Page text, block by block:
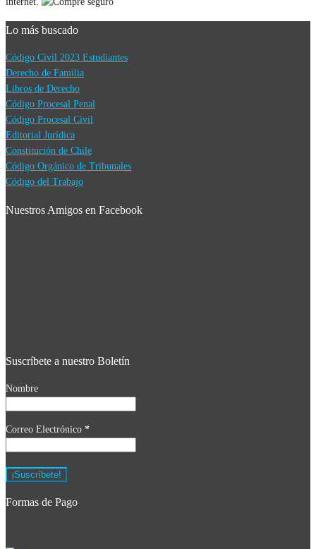
Lo más buscado
Código Civil 2023 Estudiantes
Derecho de Familia
Libros de Derecho
Código Procesal Penal
Código Procesal Civil
Editorial Jurídica
Constitución de Chile
Código Orgánico de Tribunales
Código del Trabajo
Nuestros Amigos en Facebook
Suscríbete a nuestro Boletín
Nombre
Correo Electrónico *
Formas de Pago